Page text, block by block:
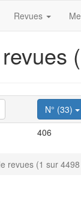
Revues
N° (33)
406
revues (1 sur